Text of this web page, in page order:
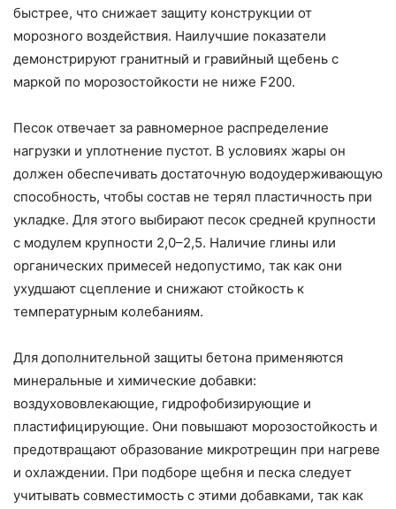
быстрее, что снижает защиту конструкции от
морозного воздействия. Наилучшие показатели
демонстрируют гранитный и гравийный щебень с
маркой по морозостойкости не ниже F200.
Песок отвечает за равномерное распределение
нагрузки и уплотнение пустот. В условиях жары он
должен обеспечивать достаточную водоудерживающую
способность, чтобы состав не терял пластичность при
укладке. Для этого выбирают песок средней крупности
с модулем крупности 2,0–2,5. Наличие глины или
органических примесей недопустимо, так как они
ухудшают сцепление и снижают стойкость к
температурным колебаниям.
Для дополнительной защиты бетона применяются
минеральные и химические добавки:
воздухововлекающие, гидрофобизирующие и
пластифицирующие. Они повышают морозостойкость и
предотвращают образование микротрещин при нагреве
и охлаждении. При подборе щебня и песка следует
учитывать совместимость с этими добавками, так как